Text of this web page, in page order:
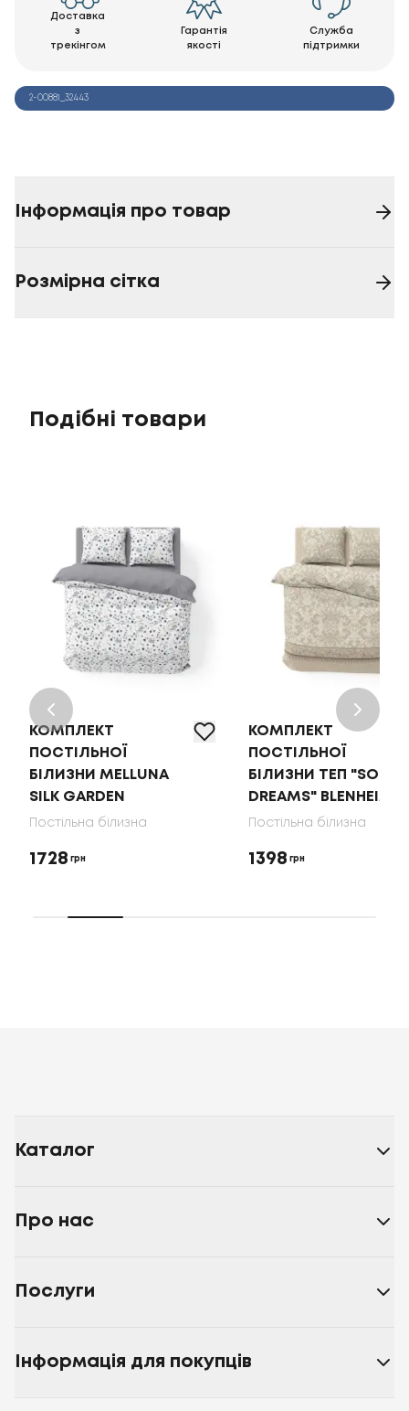
Доставка
з
трекінгом
Гарантія
якості
Служба
підтримки
2-00881_32443
Інформація про товар
Розмірна сітка
Подібні товари
КОМПЛЕКТ
ПОСТІЛЬНОЇ
БІЛИЗНИ MELLUNA
SILK GARDEN
Постільна білизна
1728 грн
КОМПЛЕКТ
ПОСТІЛЬНОЇ
БІЛИЗНИ ТЕП "SOFT
DREAMS" BLENHEIM
Постільна білизна
1398 грн
Каталог
Про нас
Послуги
Інформація для покупців